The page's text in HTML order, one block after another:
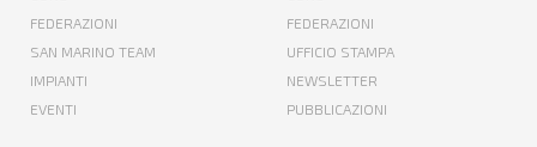
FEDERAZIONI
SAN MARINO TEAM
IMPIANTI
EVENTI
FEDERAZIONI
UFFICIO STAMPA
NEWSLETTER
PUBBLICAZIONI